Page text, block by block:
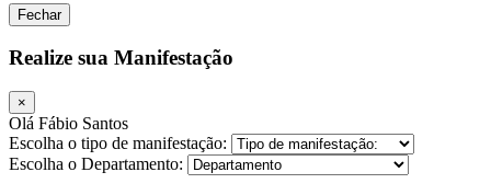
Fechar
Realize sua Manifestação
×
Olá Fábio Santos
Escolha o tipo de manifestação:
Escolha o Departamento: